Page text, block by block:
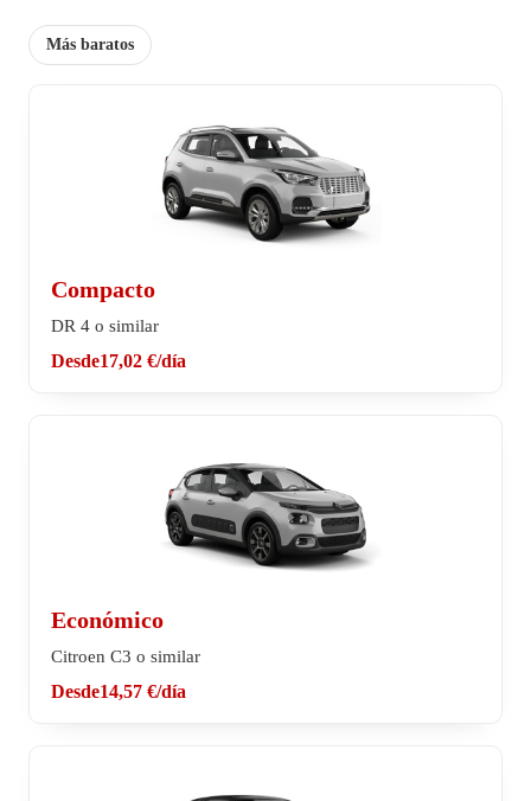
Más baratos
Compacto
DR 4 o similar
Desde17,02 €/día
Económico
Citroen C3 o similar
Desde14,57 €/día